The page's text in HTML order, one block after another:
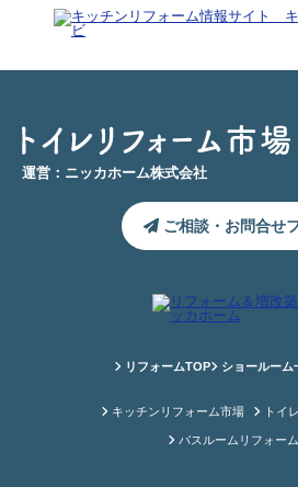
運営：ニッカホーム株式会社
ご相談・お問合せ
リフォームTOP ショールーム
キッチンリフォーム市場 トイ
バスルームリフォー